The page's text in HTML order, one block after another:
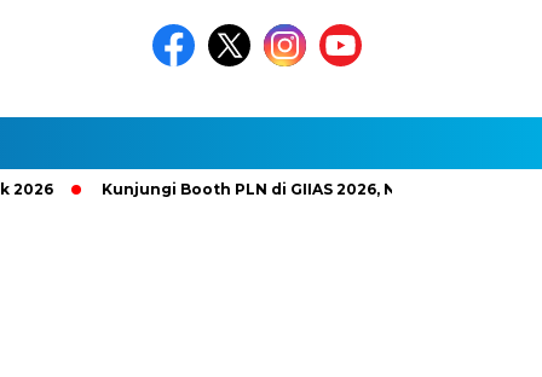
Kunjungi Booth PLN di GIIAS 2026, Nikmati Promo Tambah